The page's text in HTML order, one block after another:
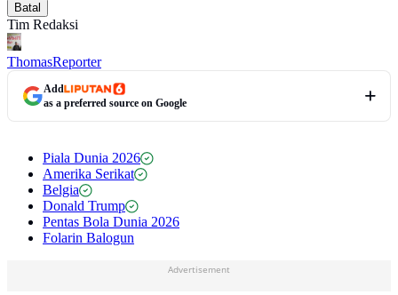
Batal
Tim Redaksi
ThomasReporter
Add
as a preferred source on Google
Piala Dunia 2026
Amerika Serikat
Belgia
Donald Trump
Pentas Bola Dunia 2026
Folarin Balogun
Advertisement